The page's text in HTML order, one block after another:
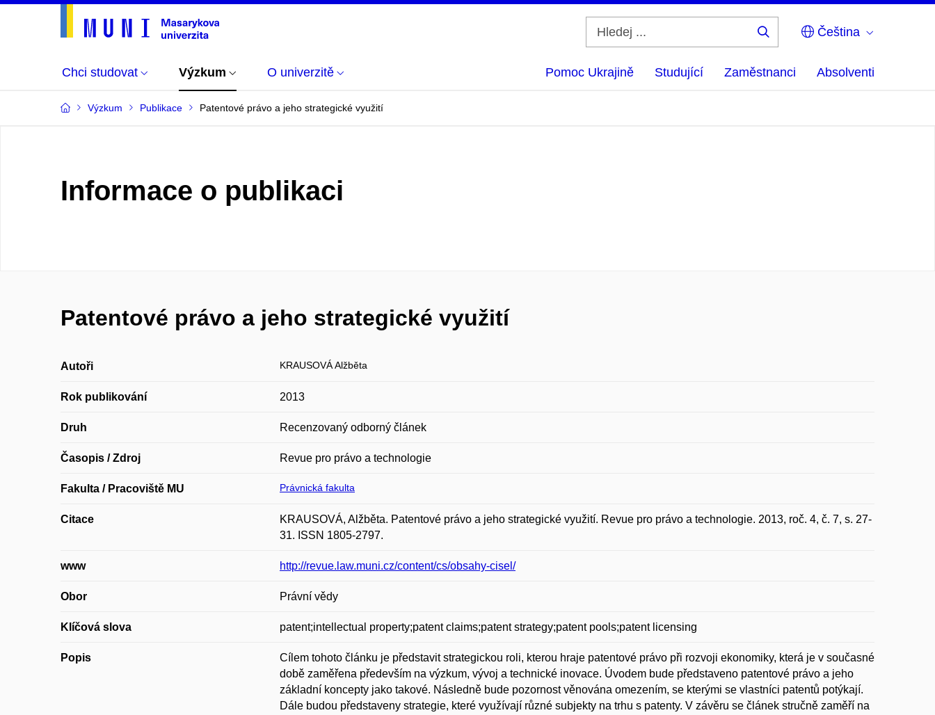
Čeština
Chci studovat Výzkum O univerzitě Pomoc Ukrajině Studující Zaměstnanci Absolventi
Výzkum Publikace Patentové právo a jeho strategické využití
Informace o publikaci
Patentové právo a jeho strategické využití
Autoři KRAUSOVÁ Alžběta
Rok publikování 2013
Druh Recenzovaný odborný článek
Časopis / Zdroj Revue pro právo a technologie
Fakulta / Pracoviště MU Právnická fakulta
Citace
KRAUSOVÁ, Alžběta. Patentové právo a jeho strategické využití. Revue pro právo a technologie. 2013, roč. 4, č. 7, s. 27-
31. ISSN 1805-2797.
www http://revue.law.muni.cz/content/cs/obsahy-cisel/
Obor Právní vědy
Klíčová slova patent;intellectual property;patent claims;patent strategy;patent pools;patent licensing
Popis
Cílem tohoto článku je představit strategickou roli, kterou hraje patentové právo při rozvoji ekonomiky, která je v současné
době zaměřena především na výzkum, vývoj a technické inovace. Úvodem bude představeno patentové právo a jeho
základní koncepty jako takové. Následně bude pozornost věnována omezením, se kterými se vlastníci patentů potýkají.
Dále budou představeny strategie, které využívají různé subjekty na trhu s patenty. V závěru se článek stručně zaměří na